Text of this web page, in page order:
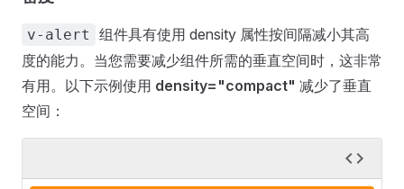
v-alert
组件具有使用 density 属性按间隔减小其高
度的能力。当您需要减少组件所需的垂直空间时，这非常
有用。以下示例使用 density="compact" 减少了垂直
空间：